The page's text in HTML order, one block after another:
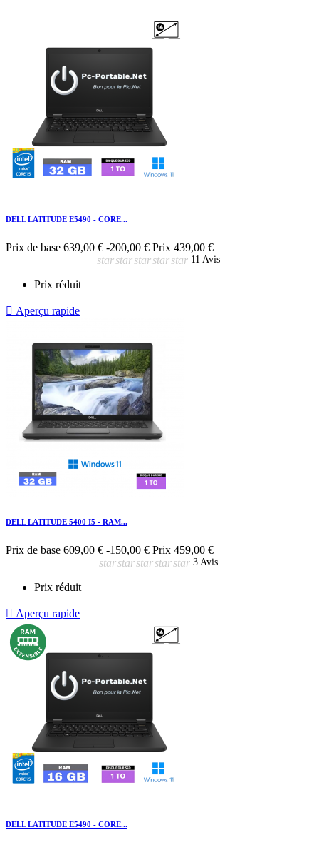
DELL LATITUDE E5490 - CORE...
Prix de base 639,00 € -200,00 € Prix 439,00 €
starstarstarstarstar 11 Avis
Prix réduit
 Aperçu rapide
DELL LATITUDE 5400 I5 - RAM...
Prix de base 609,00 € -150,00 € Prix 459,00 €
starstarstarstarstar 3 Avis
Prix réduit
 Aperçu rapide
DELL LATITUDE E5490 - CORE...